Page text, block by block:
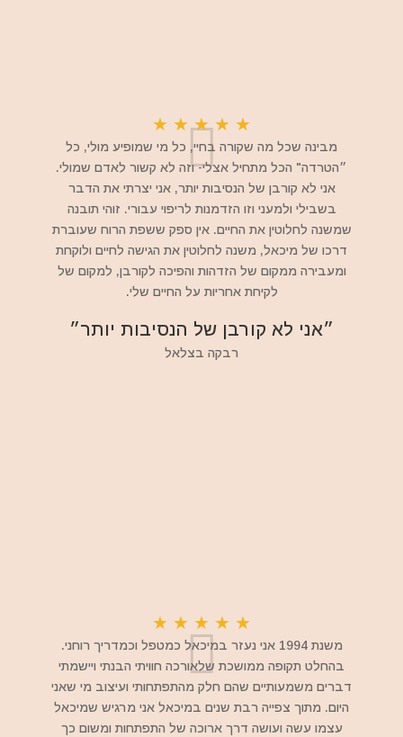
★
★
★
★
★
מבינה שכל מה שקורה בחיי, כל מי שמופיע מולי, כל
״הטרדה" הכל מתחיל אצלי- וזה לא קשור לאדם שמולי.
אני לא קורבן של הנסיבות יותר, אני יצרתי את הדבר
בשבילי ולמעני וזו הזדמנות לריפוי עבורי. זוהי תובנה
שמשנה לחלוטין את החיים. אין ספק ששפת הרוח שעוברת
דרכו של מיכאל, משנה לחלוטין את הגישה לחיים ולוקחת
ומעבירה ממקום של הזדהות והפיכה לקורבן, למקום של
לקיחת אחריות על החיים שלי.
״אני לא קורבן של הנסיבות יותר״
רבקה בצלאל
★
★
★
★
★
משנת 1994 אני נעזר במיכאל כמטפל וכמדריך רוחני.
בהחלט תקופה ממושכת שלאורכה חוויתי הבנתי ויישמתי
דברים משמעותיים שהם חלק מהתפתחותי ועיצוב מי שאני
היום. מתוך צפייה רבת שנים במיכאל אני מרגיש שמיכאל
עצמו עשה ועושה דרך ארוכה של התפתחות ומשום כך